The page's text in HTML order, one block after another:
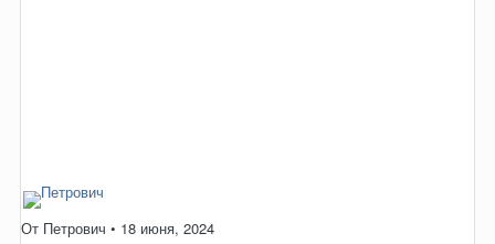
От Петрович • 18 июня, 2024